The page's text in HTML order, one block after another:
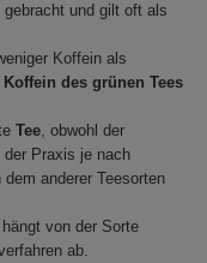
gebracht und gilt oft als
Koffein als
Koffein des grünen Tees
Tee, obwohl der
der Praxis je nach
anderer Teesorten
von der Sorte
ab.